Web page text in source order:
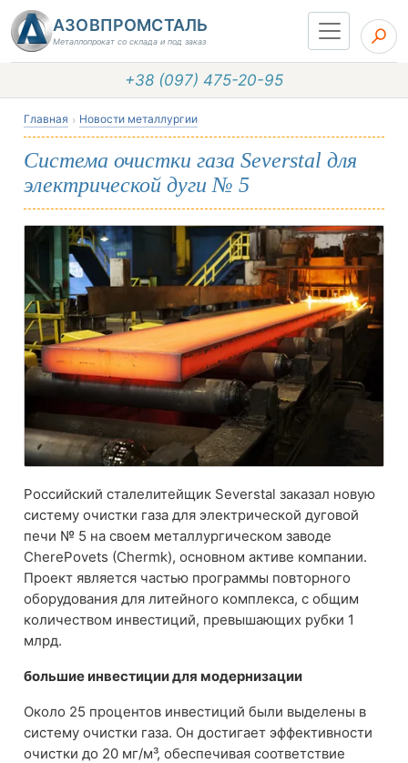
АЗОВПРОМСТАЛЬ
Металлопрокат со склада и под заказ
+38 (097) 475-20-95
Главная Новости металлургии
Система очистки газа Severstal для
электрической дуги № 5
Российский сталелитейщик Severstal заказал новую
систему очистки газа для электрической дуговой
печи № 5 на своем металлургическом заводе
CherePovets (Chermk), основном активе компании.
Проект является частью программы повторного
оборудования для литейного комплекса, с общим
количеством инвестиций, превышающих рубки 1
млрд.
большие инвестиции для модернизации
Около 25 процентов инвестиций были выделены в
систему очистки газа. Он достигает эффективности
очистки до 20 мг/м³, обеспечивая соответствие